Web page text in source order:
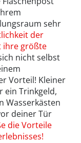
sehr
der
ihre größte
nicht selbst
Vorteil! Kleiner
ein Trinkgeld,
Wasserkästen
deiner Tür
die Vorteile